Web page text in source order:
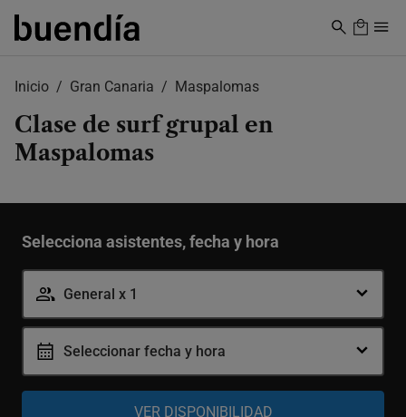
Skip
Inicio Gran Canaria Maspalomas
Clase de surf grupal en
Maspalomas
Selecciona asistentes, fecha y hora
General x 1
Seleccionar fecha y hora